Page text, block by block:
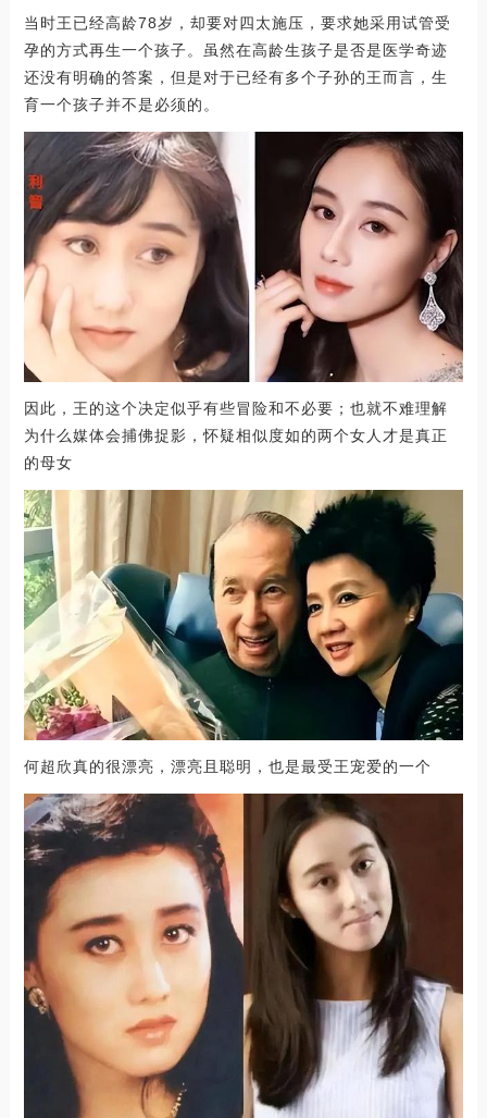
当时王已经高龄78岁，却要对四太施压，要求她采用试管受
孕的方式再生一个孩子。虽然在高龄生孩子是否是医学奇迹
还没有明确的答案，但是对于已经有多个子孙的王而言，生
育一个孩子并不是必须的。
因此，王的这个决定似乎有些冒险和不必要；也就不难理解
为什么媒体会捕佛捉影，怀疑相似度如的两个女人才是真正
的母女
何超欣真的很漂亮，漂亮且聪明，也是最受王宠爱的一个